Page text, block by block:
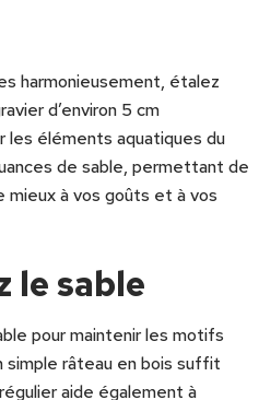
harmonieusement, étalez
d’environ 5 cm
les éléments aquatiques du
de sable, permettant de
mieux à vos goûts et à vos
le sable
pour maintenir les motifs
simple râteau en bois suffit
aide également à